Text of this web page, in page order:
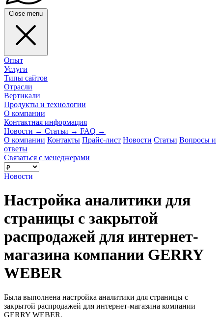
Close menu
Опыт
Услуги
Типы сайтов
Отрасли
Вертикали
Продукты и технологии
О компании
Контактная информация
Новости → Статьи → FAQ →
О компании Контакты Прайс-лист Новости Статьи Вопросы и
ответы
Связаться с менеджерами
Новости
Настройка аналитики для
страницы с закрытой
распродажей для интернет-
магазина компании GERRY
WEBER
Была выполнена настройка аналитики для страницы с
закрытой распродажей для интернет-магазина компании
GERRY WEBER.